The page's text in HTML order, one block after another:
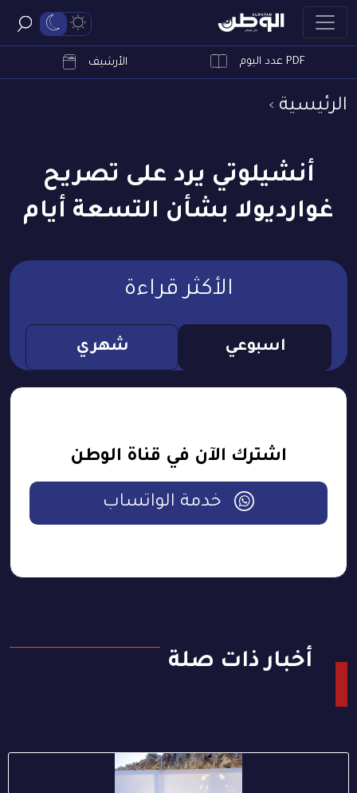
PDF عدد اليوم الأرشيف
الرئيسية
أنشيلوتي يرد على تصريح
غوارديولا بشأن التسعة أيام
الأكثر قراءة
اسبوعي شهري
اشترك الآن في قناة الوطن
خدمة الواتساب
أخبار ذات صلة